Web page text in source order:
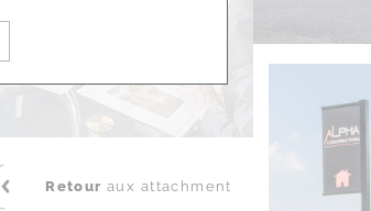
Retour aux attachment